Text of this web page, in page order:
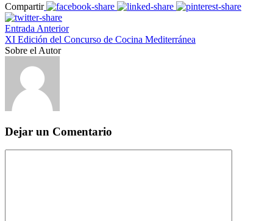
Compartir
Entrada Anterior
XI Edición del Concurso de Cocina Mediterránea
Sobre el Autor
Dejar un Comentario